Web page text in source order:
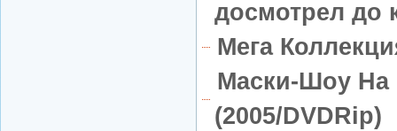
досмотрел до
Мега
Маски-Шоу На
(2005/DVDRip)